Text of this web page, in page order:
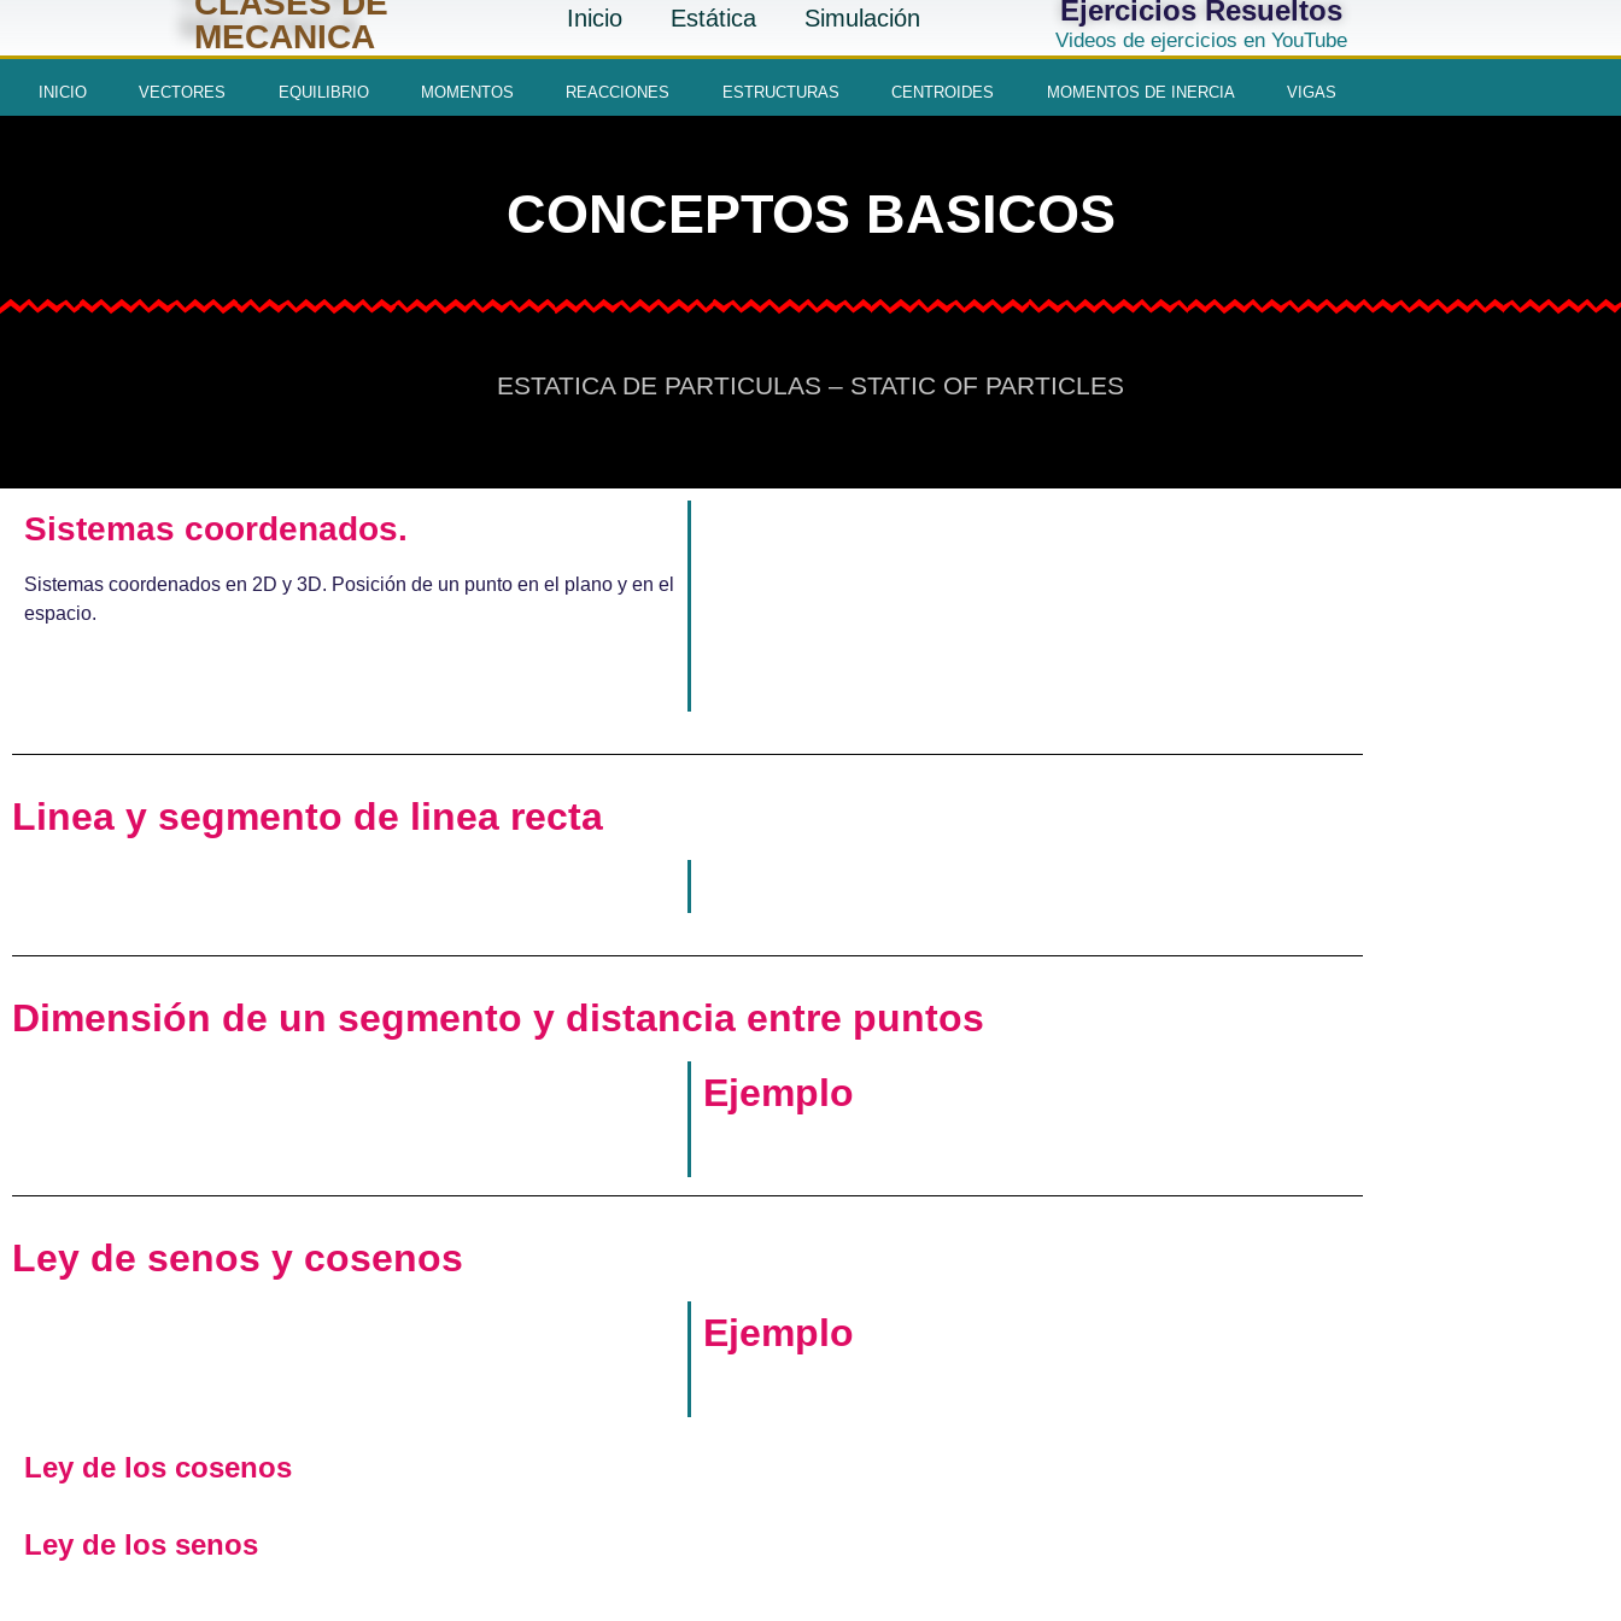
MECANICA
Inicio Estática Simulación Ejercicios Resueltos
Videos de ejercicios en YouTube
INICIO VECTORES EQUILIBRIO MOMENTOS REACCIONES ESTRUCTURAS CENTROIDES MOMENTOS DE INERCIA VIGAS
CONCEPTOS BASICOS
ESTATICA DE PARTICULAS – STATIC OF PARTICLES
Sistemas coordenados.
Sistemas coordenados en 2D y 3D. Posición de un punto en el plano y en el
espacio.
Linea y segmento de linea recta
Dimensión de un segmento y distancia entre puntos
Ejemplo
Ley de senos y cosenos
Ejemplo
Ley de los cosenos
Ley de los senos